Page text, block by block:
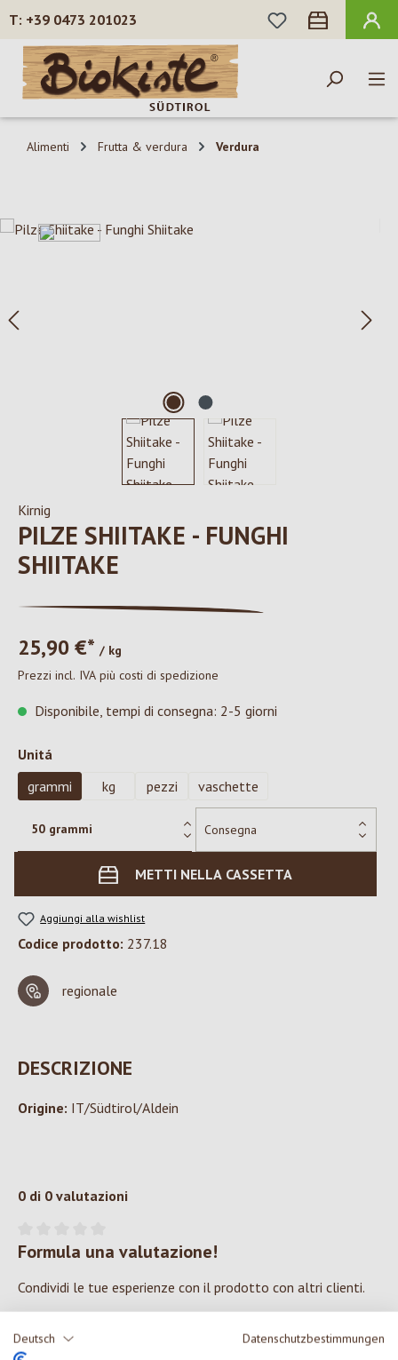
Deutsch Datenschutzbestimmungen
Passa al contenuto principale
+39 0473 201023
HAI 0 ARTICOLI
Alimenti Frutta & verdura Verdura
Salta la galleria di immagini
Kirnig
PILZE SHIITAKE - FUNGHI
SHIITAKE
25,90 €* / kg
Prezzi incl. IVA più costi di spedizione
Disponibile, tempi di consegna: 2-5 giorni
Seleziona
Unitá
grammi
kg pezzi vaschette
METTI NELLA CASSETTA
Aggiungi alla wishlist
Codice prodotto: 237.18
regionale
DESCRIZIONE
Origine: IT/Südtirol/Aldein
0 di 0 valutazioni
Valutazione media di 0 su 5 stelle
Formula una valutazione!
Condividi le tue esperienze con il prodotto con altri clienti.
SCRIVERE UNA RECENSIONE